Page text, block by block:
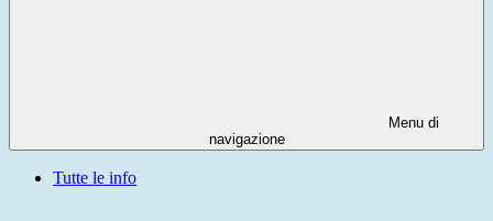
Menu di
navigazione
Tutte le info